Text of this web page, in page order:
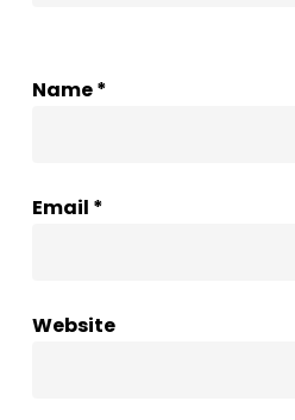
Name*
Email *
Website